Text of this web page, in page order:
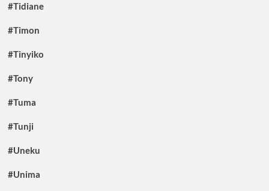
#Tidiane
#Timon
#Tinyiko
#Tony
#Tuma
#Tunji
#Uneku
#Unima